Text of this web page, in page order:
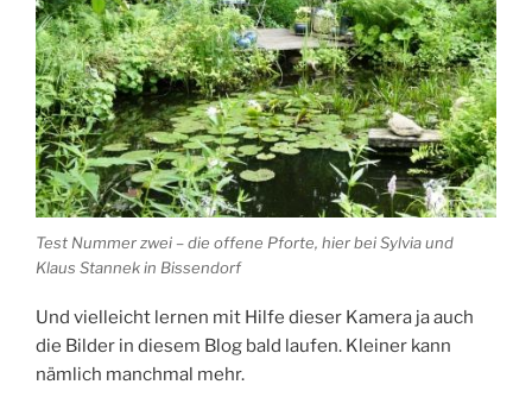
Test Nummer zwei – die offene Pforte, hier bei Sylvia und
Klaus Stannek in Bissendorf
Und vielleicht lernen mit Hilfe dieser Kamera ja auch
die Bilder in diesem Blog bald laufen. Kleiner kann
nämlich manchmal mehr.